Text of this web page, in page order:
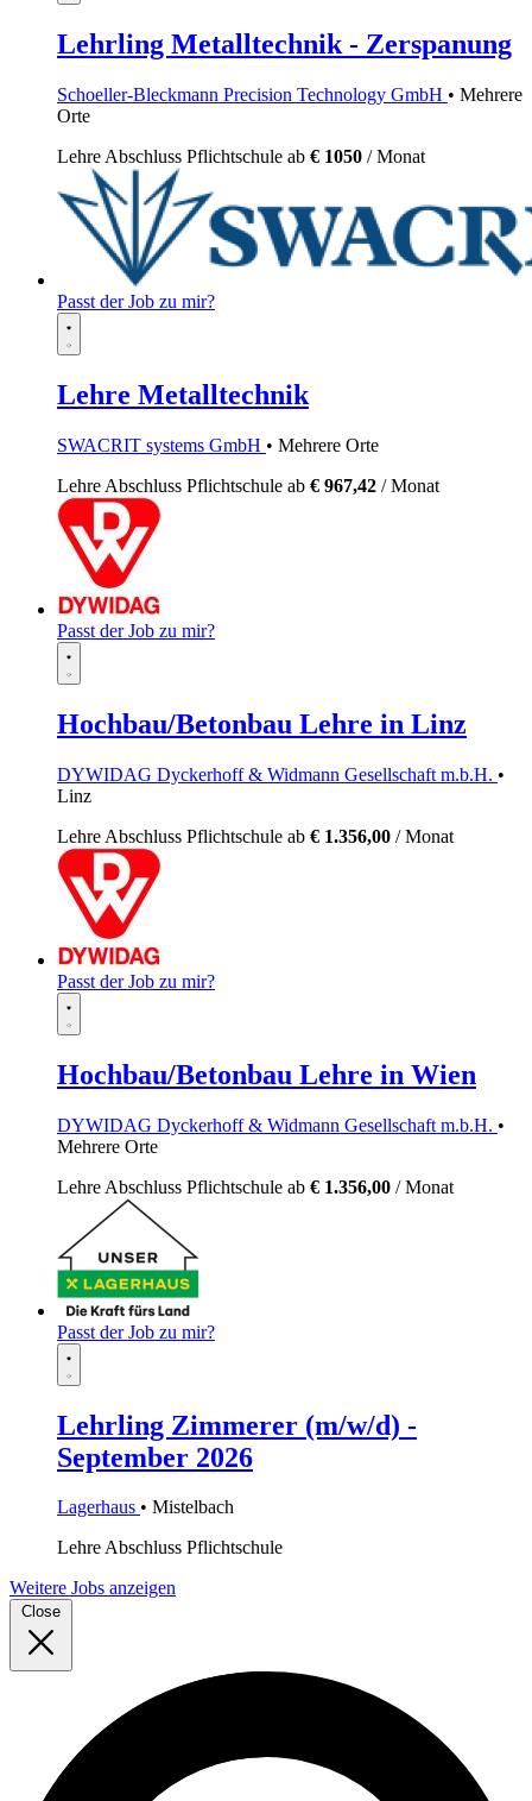
Lehrling Metalltechnik - Zerspanung
Schoeller-Bleckmann Precision Technology GmbH • Mehrere
Orte
Lehre Abschluss Pflichtschule ab € 1050 / Monat
Passt der Job zu mir?
Lehre Metalltechnik
SWACRIT systems GmbH • Mehrere Orte
Lehre Abschluss Pflichtschule ab € 967,42 / Monat
Passt der Job zu mir?
Hochbau/Betonbau Lehre in Linz
DYWIDAG Dyckerhoff & Widmann Gesellschaft m.b.H. •
Linz
Lehre Abschluss Pflichtschule ab € 1.356,00 / Monat
Passt der Job zu mir?
Hochbau/Betonbau Lehre in Wien
DYWIDAG Dyckerhoff & Widmann Gesellschaft m.b.H. •
Mehrere Orte
Lehre Abschluss Pflichtschule ab € 1.356,00 / Monat
Passt der Job zu mir?
Lehrling Zimmerer (m/w/d) -
September 2026
Lagerhaus • Mistelbach
LehreAbschluss Pflichtschule
Weitere Jobs anzeigen
Close